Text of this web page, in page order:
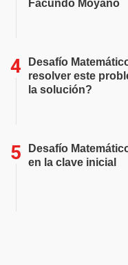
Facundo Moyano
Desafío
resolver este
la solución?
Desafío
en la clave inicial